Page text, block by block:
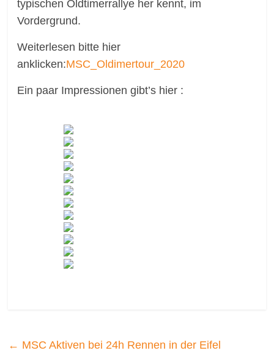
typischen Oldtimerrallye her kennt, im
Vordergrund.
Weiterlesen bitte hier
anklicken:MSC_Oldimertour_2020
Ein paar Impressionen gibt’s hier :
← MSC Aktiven bei 24h Rennen in der Eifel